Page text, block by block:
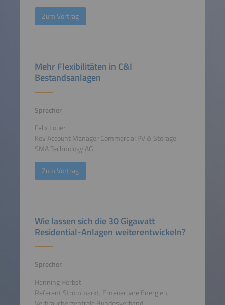
Zum Vortrag
Mehr Flexibilitäten in C&I
Bestandsanlagen
Sprecher
Felix Lober
Key Account Manager Commercial PV & Storage
SMA Technology AG
Zum Vortrag
Wie lassen sich die 30 Gigawatt
Residential-Anlagen weiterentwickeln?
Sprecher
Henning Herbst
Referent Strommarkt, Erneuerbare Energien,